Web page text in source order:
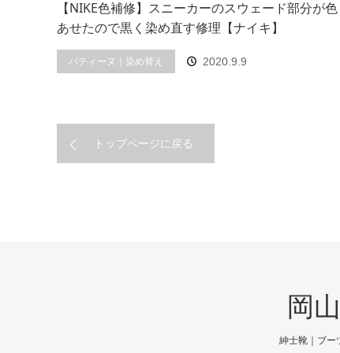
【NIKE色補修】スニーカーのスウェード部分が色
あせたので黒く染め直す修理【ナイキ】
パティーヌ｜染め替え 2020.9.9
トップページに戻る
岡
紳士靴｜ブー